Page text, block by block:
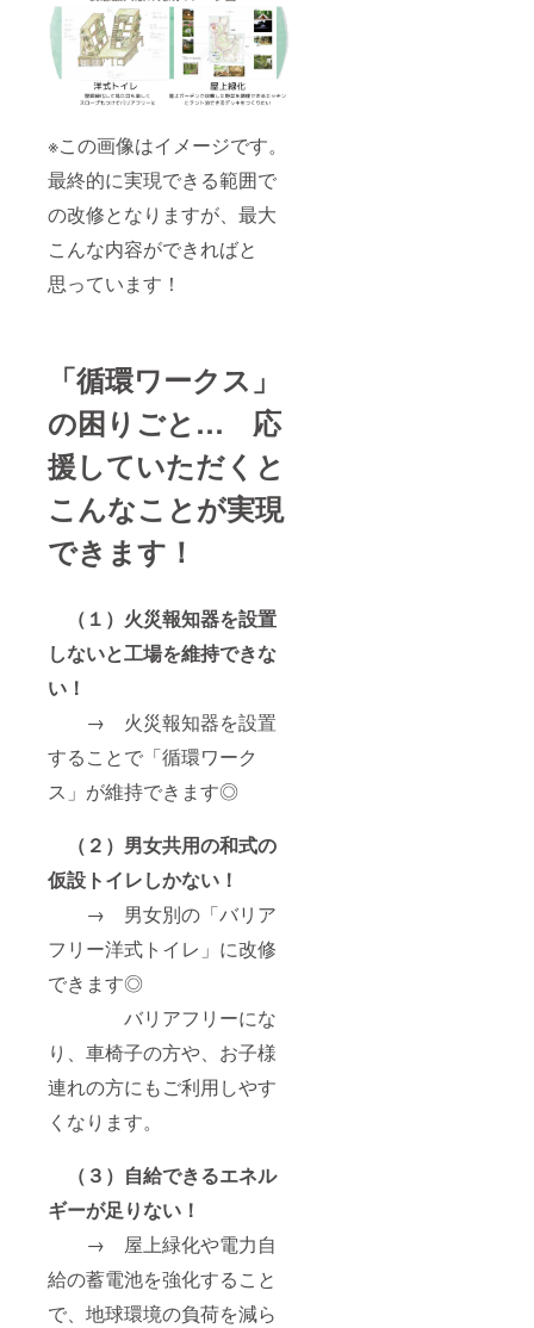
※この画像はイメージです。
最終的に実現できる範囲で
の改修となりますが、最大
こんな内容ができればと
思っています！
「循環ワークス」
の困りごと… 応
援していただくと
こんなことが実現
できます！
（１）火災報知器を設置
しないと工場を維持できな
い！
→ 火災報知器を設置
することで「循環ワーク
ス」が維持できます◎
（２）男女共用の和式の
仮設トイレしかない！
→ 男女別の「バリア
フリー洋式トイレ」に改修
できます◎
バリアフリーにな
り、車椅子の方や、お子様
連れの方にもご利用しやす
くなります。
（３）自給できるエネル
ギーが足りない！
→ 屋上緑化や電力自
給の蓄電池を強化すること
で、地球環境の負荷を減ら